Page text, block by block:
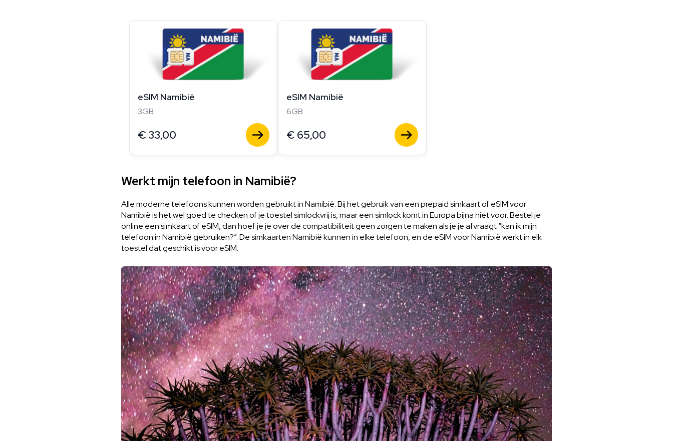
eSIM Namibië
3GB
€ 33,00
eSIM Namibië
6GB
€ 65,00
Werkt mijn telefoon in Namibië?
Alle moderne telefoons kunnen worden gebruikt in Namibië. Bij het gebruik van een prepaid simkaart of eSIM voor
Namibië is het wel goed te checken of je toestel simlockvrij is, maar een simlock komt in Europa bijna niet voor. Bestel je
online een simkaart of eSIM, dan hoef je je over de compatibiliteit geen zorgen te maken als je je afvraagt “kan ik mijn
telefoon in Namibië gebruiken?”. De simkaarten Namibië kunnen in elke telefoon, en de eSIM voor Namibië werkt in elk
toestel dat geschikt is voor eSIM.